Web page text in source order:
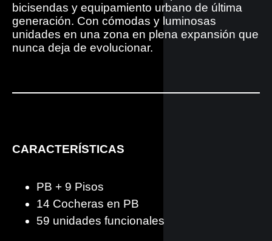
bicisendas y equipamiento urbano de última
generación. Con cómodas y luminosas
unidades en una zona en plena expansión que
nunca deja de evolucionar.
CARACTERÍSTICAS
PB + 9 Pisos
14 Cocheras en PB
59 unidades funcionales